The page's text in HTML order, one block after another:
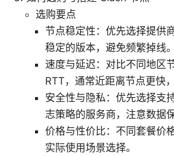
选购要点
节点稳定性：优先选择提供
稳定的版本，避免频繁掉线。
速度与延迟：对比不同地区
RTT，通常近距离节点更快
安全性与隐私：优先选择支
志策略的服务商，注意数据
价格与性价比：不同套餐价
实际使用场景选择。